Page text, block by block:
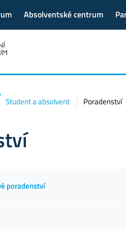
Absolventské centrum
Student a absolvent Poradenství
poradenství